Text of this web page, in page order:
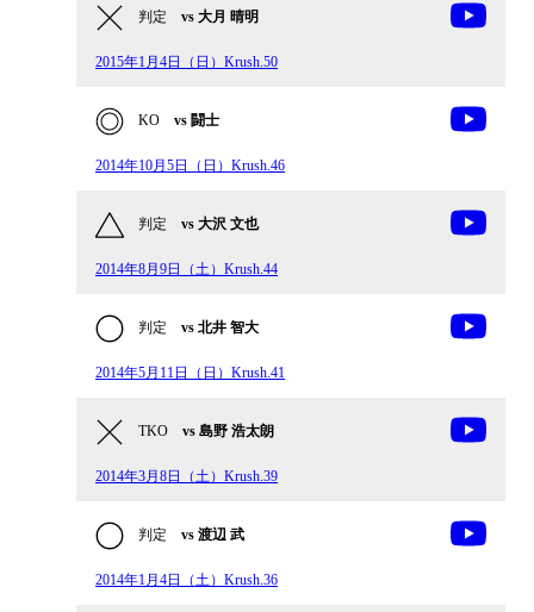
判定 vs 大月 晴明
2015年1月4日（日）Krush.50
KO vs 闘士
2014年10月5日（日）Krush.46
判定 vs 大沢 文也
2014年8月9日（土）Krush.44
判定 vs 北井 智大
2014年5月11日（日）Krush.41
TKO vs 島野 浩太朗
2014年3月8日（土）Krush.39
判定 vs 渡辺 武
2014年1月4日（土）Krush.36